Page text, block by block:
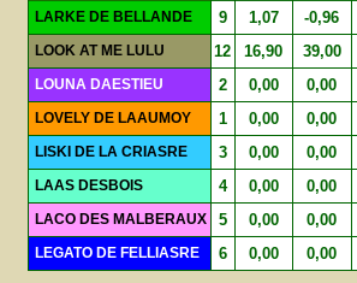
LARKE DE BELLANDE 9 1,07 -0,96
LOOK AT ME LULU 12 16,90 39,00
LOUNA DAESTIEU 2 0,00 0,00
LOVELY DE LAAUMOY 1 0,00 0,00
LISKI DE LA CRIASRE 3 0,00 0,00
LAAS DESBOIS 4 0,00 0,00
LACO DES MALBERAUX 5 0,00 0,00
LEGATO DE FELLIASRE 6 0,00 0,00